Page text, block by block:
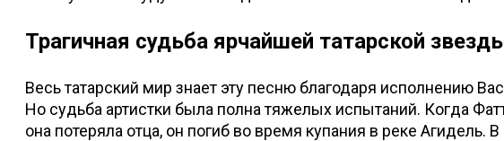
Трагичная судьба ярчайшей татарской
Весь татарский мир знает эту песню благодаря исполнению
Но судьба артистки была полна тяжелых испытаний. Когда
она потеряла отца, он погиб во время купания в реке Агидель. В